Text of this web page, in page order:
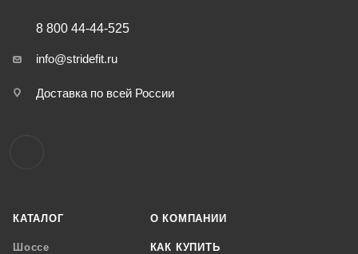
КАТАЛОГ
Шоссе
О КОМПАНИИ
КАК КУПИТЬ
8 800 44-44-525
info@stridefit.ru
Доставка по всей России